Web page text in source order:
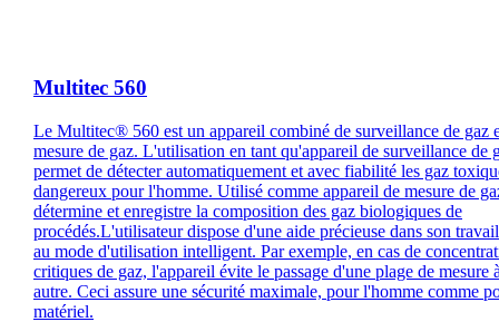
Multitec 560
Le Multitec® 560 est un appareil combiné de surveillance de gaz
mesure de gaz. L'utilisation en tant qu'appareil de surveillance de
permet de détecter automatiquement et avec fiabilité les gaz
dangereux pour l'homme. Utilisé comme appareil de mesure de
détermine et enregistre la composition des gaz biologiques de
procédés.L'utilisateur dispose d'une aide précieuse dans son
au mode d'utilisation intelligent. Par exemple, en cas de
critiques de gaz, l'appareil évite le passage d'une plage de mesure
autre. Ceci assure une sécurité maximale, pour l'homme comme
matériel.